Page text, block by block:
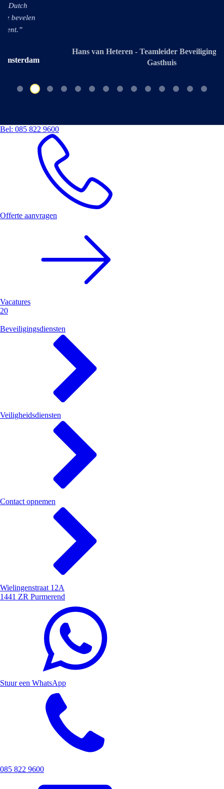
Hans van Heteren - Teamleider Beveiliging - Spaarne
Bel: 085 822 9600
Offerte aanvragen
Vacatures
20
Beveiligingsdiensten
Veiligheidsdiensten
Contact opnemen
Wielingenstraat 12A
1441 ZR Purmerend
Stuur een WhatsApp
085 822 9600